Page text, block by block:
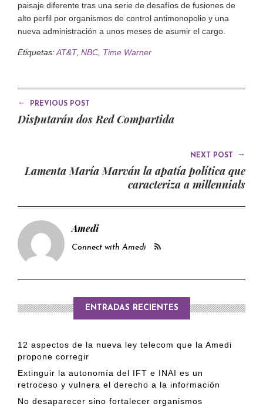
paisaje diferente tras una serie de desafíos de fusiones de
alto perfil por organismos de control antimonopolio y una
nueva administración a unos meses de asumir el cargo.
Etiquetas:AT&T, NBC, Time Warner
← PREVIOUS POST
Disputarán dos Red Compartida
NEXT POST →
Lamenta María Marván la apatía política que
caracteriza a millennials
Amedi
Connect with Amedi
ENTRADAS RECIENTES
12 aspectos de la nueva ley telecom que la Amedi
propone corregir
Extinguir la autonomía del IFT e INAI es un
retroceso y vulnera el derecho a la información
No desaparecer sino fortalecer organismos